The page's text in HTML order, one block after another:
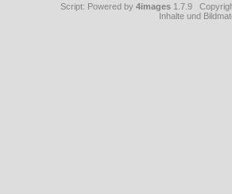
Script: Powered by 4images 1.7.9
Inhalte und